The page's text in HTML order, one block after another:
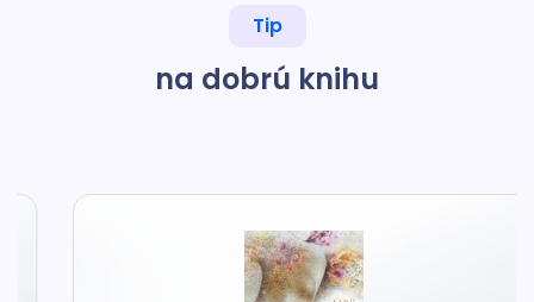
Tip
na dobrú knihu